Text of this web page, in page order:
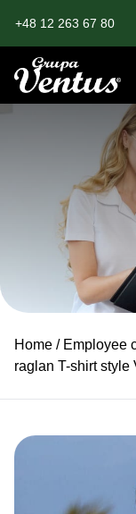
+48 12 263 67 80
Home / Employee
raglan T-shirt style